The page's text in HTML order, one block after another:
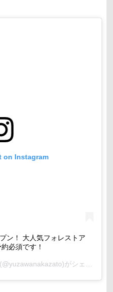
on Instagram
ン！ 大人気フォレストア
必須です！
がシェアした投稿 -